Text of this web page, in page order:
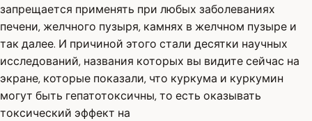
запрещается применять при любых заболеваниях
печени, желчного пузыря, камнях в желчном пузыре и
так далее. И причиной этого стали десятки научных
исследований, названия которых вы видите сейчас на
экране, которые показали, что куркума и куркумин
могут быть гепатотоксичны, то есть оказывать
токсический эффект на